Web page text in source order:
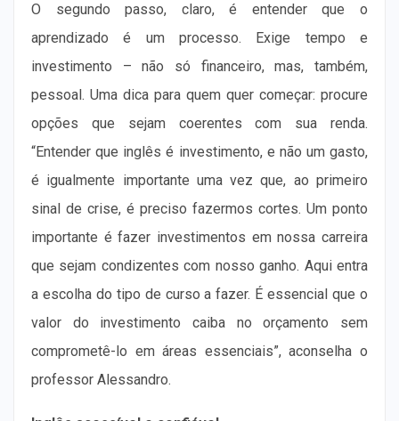
O segundo passo, claro, é entender que o
aprendizado é um processo. Exige tempo e
investimento – não só financeiro, mas, também,
pessoal. Uma dica para quem quer começar: procure
opções que sejam coerentes com sua renda.
“Entender que inglês é investimento, e não um gasto,
é igualmente importante uma vez que, ao primeiro
sinal de crise, é preciso fazermos cortes. Um ponto
importante é fazer investimentos em nossa carreira
que sejam condizentes com nosso ganho. Aqui entra
a escolha do tipo de curso a fazer. É essencial que o
valor do investimento caiba no orçamento sem
comprometê-lo em áreas essenciais”, aconselha o
professor Alessandro.